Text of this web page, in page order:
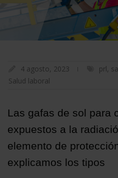
4 agosto, 2023 prl,
Salud laboral
Las gafas de sol para
expuestos a la
elemento de
explicamos los tipos